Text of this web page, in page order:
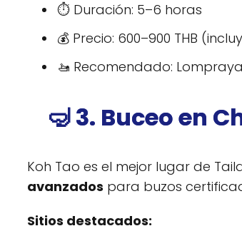
⏱️ Duración: 5–6 horas
💰 Precio: 600–900 THB
🚤 Recomendado:
🤿 3. Buceo en
Koh Tao es el mejor lugar de
avanzados para buzos
Sitios destacados: